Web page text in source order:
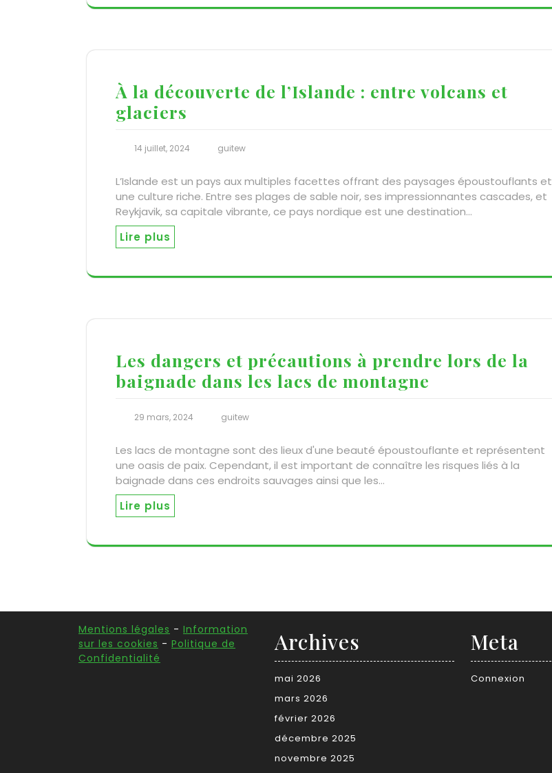
À la découverte de l’Islande : entre volcans et
glaciers
14 juillet, 2024 guitew
L’Islande est un pays aux multiples facettes offrant des paysages époustouflants et
une culture riche. Entre ses plages de sable noir, ses impressionnantes cascades, et
Reykjavik, sa capitale vibrante, ce pays nordique est une destination…
Lire plus
Les dangers et précautions à prendre lors de la
baignade dans les lacs de montagne
29 mars, 2024 guitew
Les lacs de montagne sont des lieux d'une beauté époustouflante et représentent
une oasis de paix. Cependant, il est important de connaître les risques liés à la
baignade dans ces endroits sauvages ainsi que les…
Lire plus
Mentions légales - Information
sur les cookies - Politique de
Confidentialité
Archives
mai 2026
mars 2026
février 2026
décembre 2025
novembre 2025
Meta
Connexion